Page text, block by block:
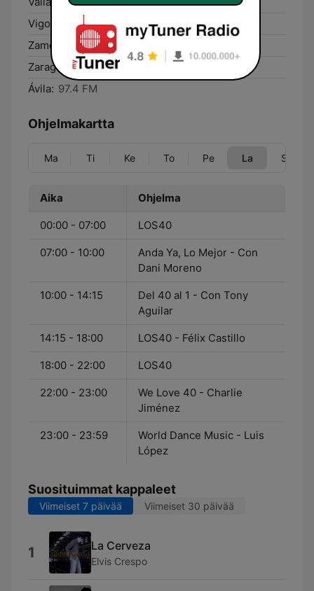
Vigo:
99.4 FM
Zamora:
89.8 FM
Zaragoza: 95.3 FM
Ávila: 97.4 FM
Ohjelmakartta
Ma Ti Ke To Pe La Su
Aika Ohjelma
00:00 - 07:00 LOS40
07:00 - 10:00
Anda Ya, Lo Mejor - Con
Dani Moreno
10:00 - 14:15
Del 40 al 1 - Con Tony
Aguilar
14:15 - 18:00 LOS40 - Félix Castillo
18:00 - 22:00 LOS40
22:00 - 23:00
We Love 40 - Charlie
Jiménez
23:00 - 23:59
World Dance Music - Luis
López
Suosituimmat kappaleet
Viimeiset 7 päivää Viimeiset 30 päivää
1 La Cerveza
Elvis Crespo